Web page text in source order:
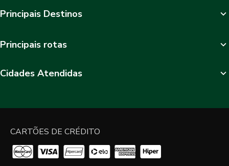
Principais Destinos
Principais rotas
Cidades Atendidas
CARTÕES DE CRÉDITO